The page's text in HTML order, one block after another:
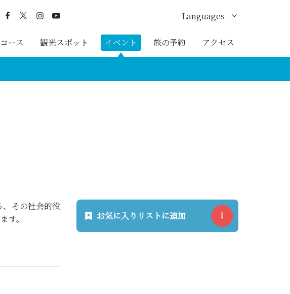
ース 観光スポット イベント 旅の予約 アクセス
Languages
English
、その社会的役
す。
お気に入りリストに追加